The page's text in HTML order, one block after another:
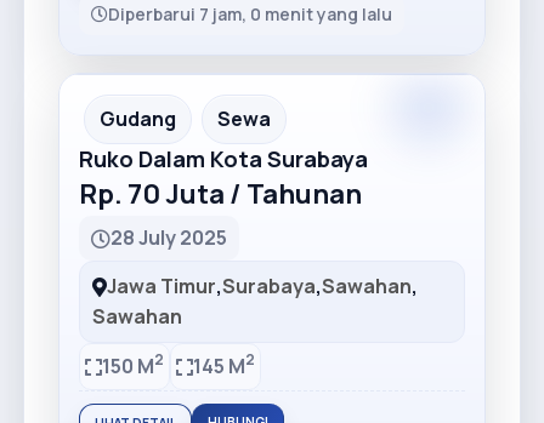
Diperbarui 7 jam, 0 menit yang lalu
Recommended
Gudang Sewa
Ruko Dalam Kota Surabaya
Rp. 70 Juta / Tahunan
28 July 2025
Jawa Timur,Surabaya,Sawahan,
Sawahan
150 M2 145 M2